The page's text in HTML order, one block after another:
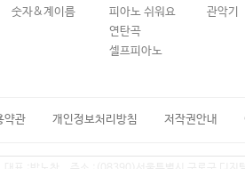
숫자&계이름
피아노 쉬워요
연탄곡
셀프피아노
관악기
약관 개인정보처리방침 저작권안내